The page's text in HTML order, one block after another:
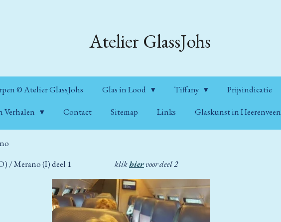
Atelier GlassJohs
© Atelier GlassJohs Glas in Lood Tiffany Prijsindicatie
Verhalen Contact Sitemap Links Glaskunst in Heerenveen
(D) / Merano (I) deel 1 klikhiervoor deel 2